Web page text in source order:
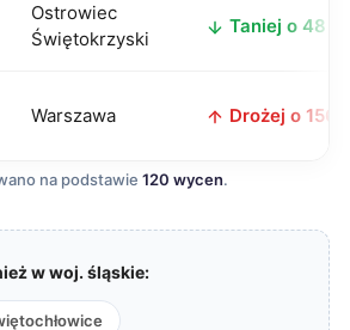
Ostrowiec
Świętokrzyski
Taniej o 48 zł
Warszawa Drożej o 156
na podstawie 120 wycen.
w woj. śląskie: